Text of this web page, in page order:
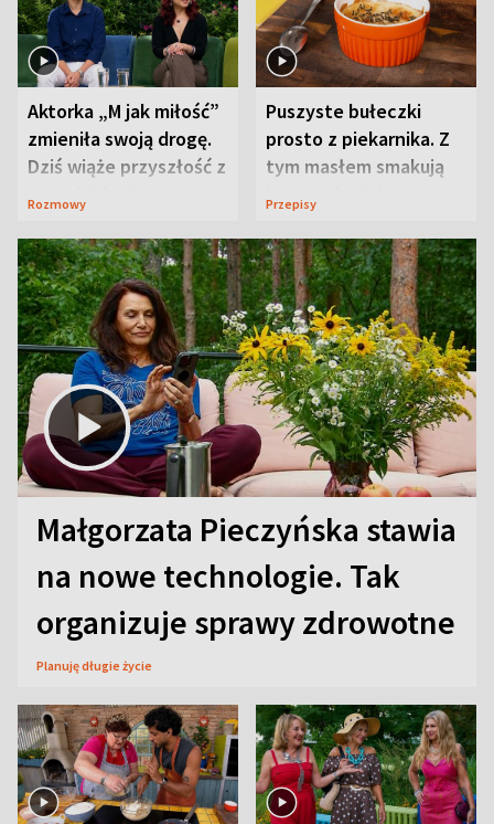
Aktorka „M jak miłość”
zmieniła swoją drogę.
Dziś wiąże przyszłość z
neurobiologią
Rozmowy
Puszyste bułeczki
prosto z piekarnika. Z
tym masłem smakują
jeszcze lepiej
Przepisy
Małgorzata Pieczyńska stawia
na nowe technologie. Tak
organizuje sprawy zdrowotne
Planuję długie życie